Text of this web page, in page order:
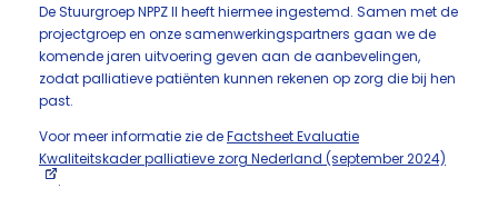
De Stuurgroep NPPZ II heeft hiermee ingestemd. Samen met de
projectgroep en onze samenwerkingspartners gaan we de
komende jaren uitvoering geven aan de aanbevelingen,
zodat palliatieve patiënten kunnen rekenen op zorg die bij hen
past.
Voor meer informatie zie deFactsheet Evaluatie
Kwaliteitskader palliatieve zorg Nederland (september 2024)
.